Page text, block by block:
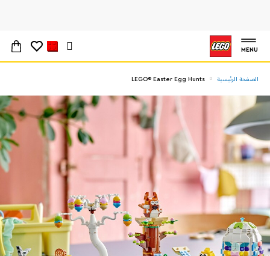
MENU
الصفحة الرئيسية LEGO® Easter Egg Hunts